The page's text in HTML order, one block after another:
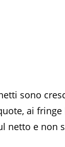
sono
ai
netto e non